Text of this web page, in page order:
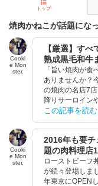
トップ
焼肉かねこが話題にな
Cooki
e Mon
ster.
【厳選】す
熟成黒毛和牛
「旨い焼肉が
ありませんか？
の焼肉の名店7
降りサーロイン
この記事を読む
Cooki
e Mon
ster.
2016年も要チ
題の肉料理店
ローストビーフ
が続々登場しま
年東京にOPEN